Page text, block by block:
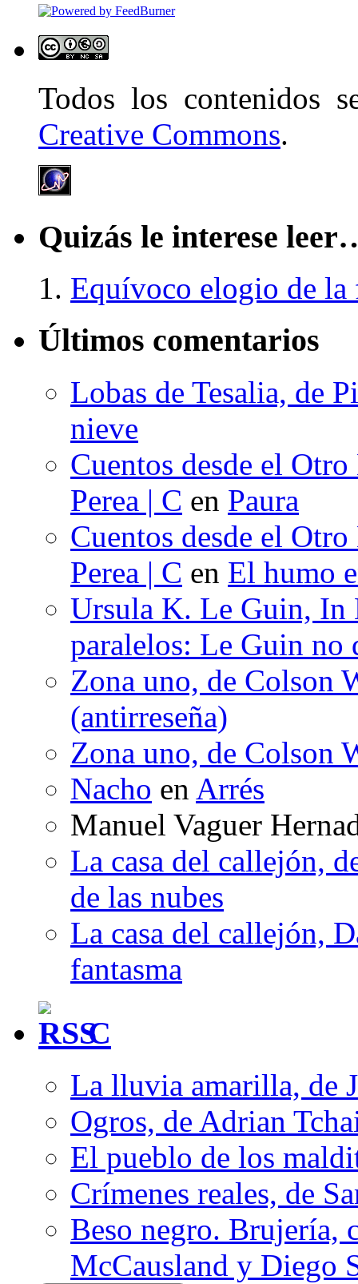
Todos los contenidos
Creative Commons.
Quizás le interese
Equívoco elogio de la
Últimos comentarios
Lobas de Tesalia, de
nieve
Cuentos desde el
Perea | C en Paura
Cuentos desde el
Perea | C en El humo
Ursula K. Le Guin, In
paralelos: Le Guin no
Zona uno, de Colson
(antirreseña)
Zona uno, de Colson
Nacho en Arrés
Manuel Vaguer
La casa del callejón,
de las nubes
La casa del callejón,
fantasma
C
La lluvia amarilla, de
Ogros, de Adrian
El pueblo de los
Crímenes reales, de
Beso negro. Brujería,
McCausland y Diego